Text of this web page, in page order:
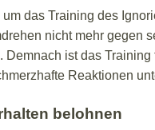
das Training des
nicht mehr gegen
ist das
Reaktionen
belohnen